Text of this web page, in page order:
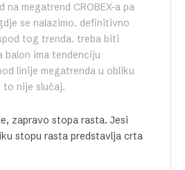
na megatrend CROBEX-a pa
se nalazimo. definitivno
tog trenda. treba biti
balon ima tendenciju
linije megatrenda u obliku
to nije slučaj.
zapravo stopa rasta. Jesi
stopu rasta predstavlja crta